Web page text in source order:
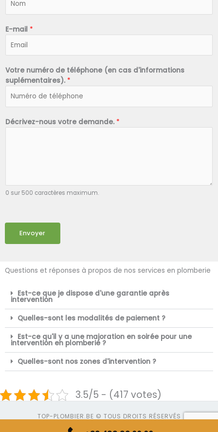
*
E-mail *
Votre numéro de téléphone (en cas d'informations
suplémentaires). *
Décrivez-nous votre demande. *
0 sur 500 caractères maximum.
Envoyer
Questions et réponses à propos de nos services en plomberie
Est-ce que je dispose d'une garantie après
intervention
Quelles-sont les modalités de paiement ?
Est-ce qu'il y a une majoration en soirée pour une
intervention en plomberie ?
Quelles-sont nos zones d'intervention ?
3.5/5 - (417 votes)
TOP-PLOMBIER.BE © TOUS DROITS RÉSERVÉS